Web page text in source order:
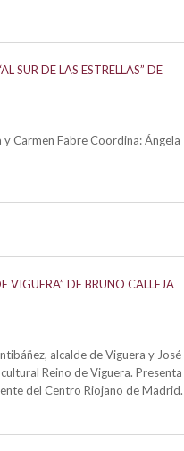
SUR DE LAS ESTRELLAS” DE
Carmen Fabre Coordina: Ángela
VIGUERA” DE BRUNO CALLEJA
alcalde de Viguera y José
Reino de Viguera.
del Centro Riojano de Madrid.